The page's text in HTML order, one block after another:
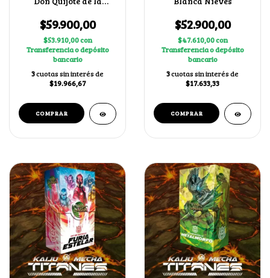
$59.900,00
$53.910,00con
Transferencia o depósito
bancario
3cuotas sin interés de
$19.966,67
$52.900,00
$47.610,00con
Transferencia o depósito
bancario
3cuotas sin interés de
$17.633,33